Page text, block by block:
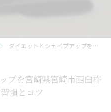
ダイエットとシェイプアップを宮崎県宮崎市西臼杵郡高千穂町で成功させる習慣とコツ
プを宮崎県宮崎市西臼杵
慣とコツ